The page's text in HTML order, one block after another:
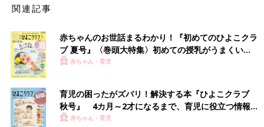
み中。吸ってもらうのが1番早いのですが、「待っていられな
い！」と大慌てで着物を脱ぎ、搾乳開始。岩の様なおっぱいは触
るだけで激痛が走る状態でしたが、必死に搾乳し、少しだけ柔ら
かくなりました。
娘が起きて授乳するまでの1時間は、保冷材で冷やしながら痛み
に耐え、お宮参りの疲れも相まってぐったり。この時、2人目が
関連記事
赤ちゃんのお世話まるわかり！『初めてのひよこクラ
ブ 夏号』〈巻頭大特集〉初めての授乳がうまくい
く！ おっぱい・ミルクの基本と夏のトラブル 解決テ
赤ちゃん・育児
育児の困ったがズバリ！解決する本『ひよこクラブ
秋号』 4カ月～2才になるまで、育児に役立つ情報が
いっぱい！
赤ちゃん・育児